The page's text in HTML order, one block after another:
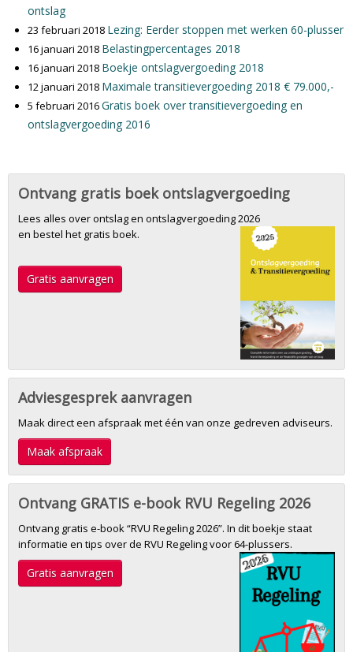
ontslag
23 februari 2018 Lezing: Eerder stoppen met werken 60-plusser
16 januari 2018 Belastingpercentages 2018
16 januari 2018 Boekje ontslagvergoeding 2018
12 januari 2018 Maximale transitievergoeding 2018 € 79.000,-
5 februari 2016Gratis boek over transitievergoeding en
ontslagvergoeding 2016
Ontvang gratis boek ontslagvergoeding
Lees alles over ontslag en ontslagvergoeding 2026
en bestel het gratis boek.
Gratis aanvragen
Adviesgesprek aanvragen
Maak direct een afspraak met één van onze gedreven adviseurs.
Maak afspraak
Ontvang GRATIS e-book RVU Regeling 2026
Ontvang gratis e-book “RVU Regeling 2026”. In dit boekje staat
informatie en tips over de RVU Regeling voor 64-plussers.
Gratis aanvragen